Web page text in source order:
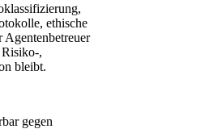
ethische
Risiko-,
bleibt.
gegen